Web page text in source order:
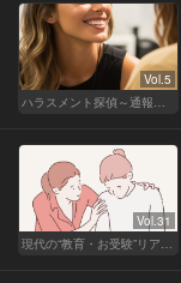
Vol.5
ハラスメント探偵～通報編～
Vol.31
現代の“教育・お受験”リアルドキュメント